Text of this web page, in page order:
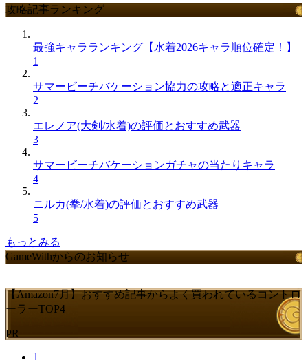
攻略記事ランキング
最強キャラランキング【水着2026キャラ順位確定！】
1
サマービーチバケーション協力の攻略と適正キャラ
2
エレノア(大剣/水着)の評価とおすすめ武器
3
サマービーチバケーションガチャの当たりキャラ
4
ニルカ(拳/水着)の評価とおすすめ武器
5
もっとみる
GameWithからのお知らせ
【Amazon7月】おすすめ記事からよく買われているコントロ
ーラーTOP4
PR
1